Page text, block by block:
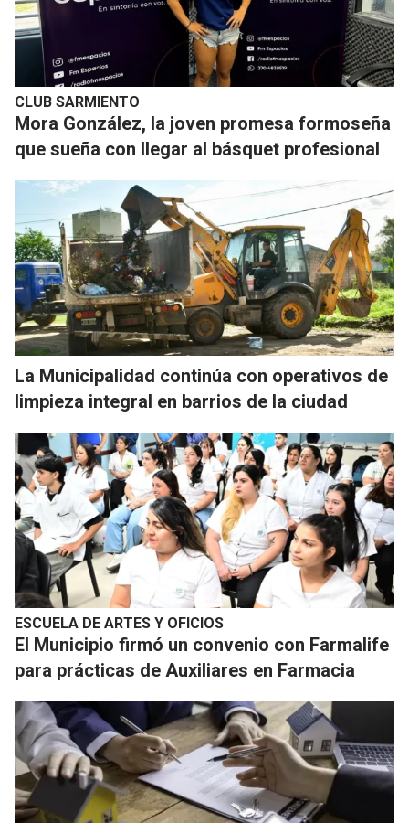
CLUB SARMIENTO
Mora González, la joven promesa formoseña
que sueña con llegar al básquet profesional
La Municipalidad continúa con operativos de
limpieza integral en barrios de la ciudad
ESCUELA DE ARTES Y OFICIOS
El Municipio firmó un convenio con Farmalife
para prácticas de Auxiliares en Farmacia